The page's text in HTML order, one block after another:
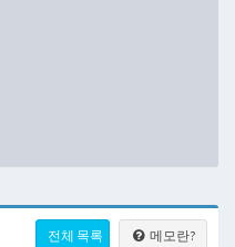
전체 목록 메모란?